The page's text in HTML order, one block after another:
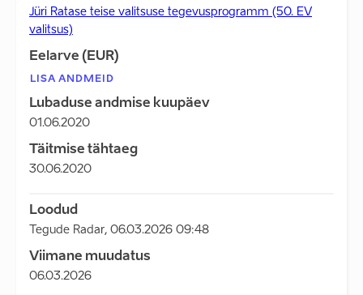
Jüri Ratase teise valitsuse tegevusprogramm (50. EV
valitsus)
Eelarve (EUR)
LISA ANDMEID
Lubaduse andmise kuupäev
01.06.2020
Täitmise tähtaeg
30.06.2020
Loodud
Tegude Radar, 06.03.2026 09:48
Viimane muudatus
06.03.2026